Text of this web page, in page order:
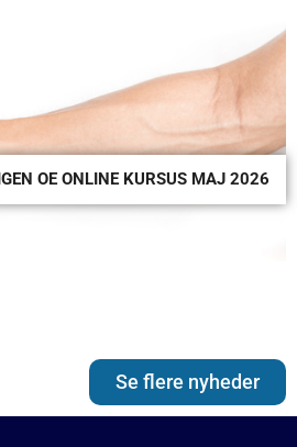
OE ONLINE KURSUS MAJ 2026
Se flere nyheder